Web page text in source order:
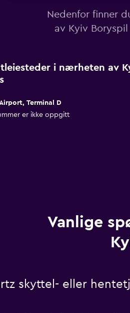
Nedenfor finner
av Kyiv
i nærheten av
Terminal D
er ikke oppgitt
Vanlige
skyttel- eller